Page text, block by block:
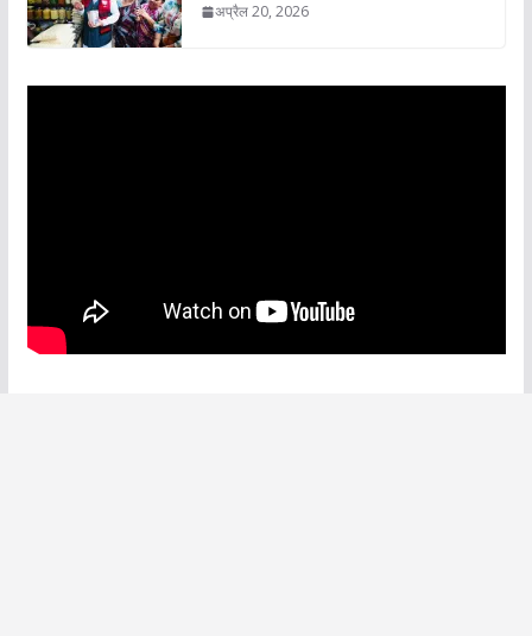
अप्रैल 20, 2026